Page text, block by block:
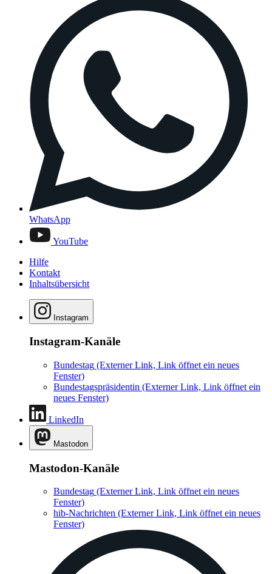
WhatsApp
YouTube
Hilfe
Kontakt
Inhaltsübersicht
Instagram
Instagram-Kanäle
Bundestag (Externer Link, Link öffnet ein neues
Fenster)
Bundestagspräsidentin (Externer Link, Link öffnet ein
neues Fenster)
LinkedIn
Mastodon
Mastodon-Kanäle
Bundestag (Externer Link, Link öffnet ein neues
Fenster)
hib-Nachrichten (Externer Link, Link öffnet ein neues
Fenster)